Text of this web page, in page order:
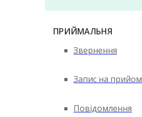
ПРИЙМАЛЬНЯ
Звернення
Запис на прийом
Повідомлення